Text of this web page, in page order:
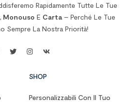
Rapidamente Tutte Le Tue
Monouso E Carta– Perché Le Tue
Sempre La Nostra Priorità!
SHOP
Personalizzabili Con Il Tuo